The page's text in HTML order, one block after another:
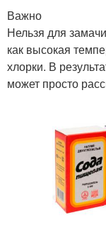
Важно
Нельзя для
как высокая
хлорки. В
может просто